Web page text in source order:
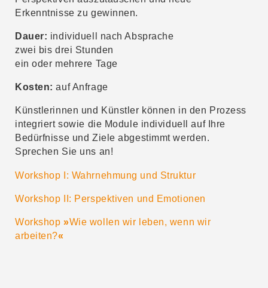
Erkenntnisse zu gewinnen.
Dauer: individuell nach Absprache
zwei bis drei Stunden
ein oder mehrere Tage
Kosten:auf Anfrage
Künstlerinnen und Künstler können in den Prozess
integriert sowie die Module individuell auf Ihre
Bedürfnisse und Ziele abgestimmt werden.
Sprechen Sie uns an!
Workshop I: Wahrnehmung und Struktur
Workshop II: Perspektiven und Emotionen
Workshop»Wie wollen wir leben, wenn wir
arbeiten?«